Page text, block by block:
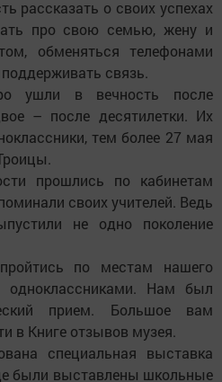
рассказать о своих успехах
про свою семью, жену и
обменяться телефонами
связь.
ушли в вечность после
– после десятилетки. Их
тем более 27 мая
прошлись по кабинетам
своих учителей. Ведь
не одно поколение
по местам нашего
одноклассниками. Нам был
прием. Большое вам
в Книге отзывов музея.
специальная выставка
были выставлены школьные